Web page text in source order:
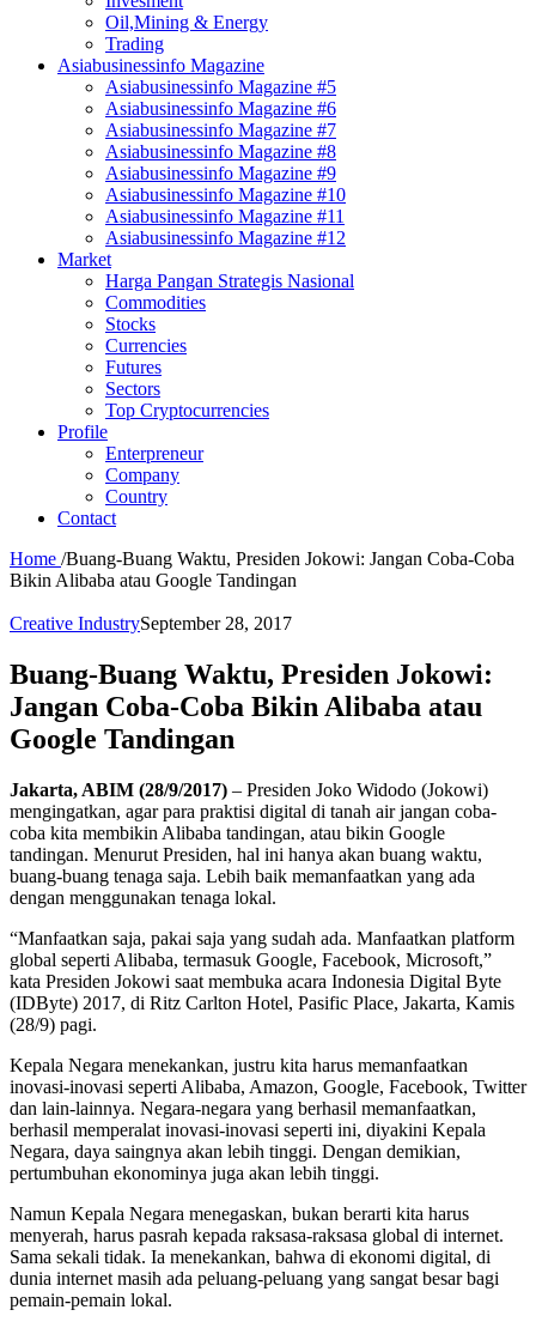
Oil,Mining & Energy
Trading
Asiabusinessinfo Magazine
Asiabusinessinfo Magazine #5
Asiabusinessinfo Magazine #6
Asiabusinessinfo Magazine #7
Asiabusinessinfo Magazine #8
Asiabusinessinfo Magazine #9
Asiabusinessinfo Magazine #10
Asiabusinessinfo Magazine #11
Asiabusinessinfo Magazine #12
Market
Harga Pangan Strategis Nasional
Commodities
Stocks
Currencies
Futures
Sectors
Top Cryptocurrencies
Profile
Enterpreneur
Company
Country
Contact
Home /Buang-Buang Waktu, Presiden Jokowi: Jangan Coba-Coba
Bikin Alibaba atau Google Tandingan
Creative IndustrySeptember 28, 2017
Buang-Buang Waktu, Presiden Jokowi:
Jangan Coba-Coba Bikin Alibaba atau
Google Tandingan
Jakarta, ABIM (28/9/2017) – Presiden Joko Widodo (Jokowi)
mengingatkan, agar para praktisi digital di tanah air jangan coba-
coba kita membikin Alibaba tandingan, atau bikin Google
tandingan. Menurut Presiden, hal ini hanya akan buang waktu,
buang-buang tenaga saja. Lebih baik memanfaatkan yang ada
dengan menggunakan tenaga lokal.
“Manfaatkan saja, pakai saja yang sudah ada. Manfaatkan platform
global seperti Alibaba, termasuk Google, Facebook, Microsoft,”
kata Presiden Jokowi saat membuka acara Indonesia Digital Byte
(IDByte) 2017, di Ritz Carlton Hotel, Pasific Place, Jakarta, Kamis
(28/9) pagi.
Kepala Negara menekankan, justru kita harus memanfaatkan
inovasi-inovasi seperti Alibaba, Amazon, Google, Facebook, Twitter
dan lain-lainnya. Negara-negara yang berhasil memanfaatkan,
berhasil memperalat inovasi-inovasi seperti ini, diyakini Kepala
Negara, daya saingnya akan lebih tinggi. Dengan demikian,
pertumbuhan ekonominya juga akan lebih tinggi.
Namun Kepala Negara menegaskan, bukan berarti kita harus
menyerah, harus pasrah kepada raksasa-raksasa global di internet.
Sama sekali tidak. Ia menekankan, bahwa di ekonomi digital, di
dunia internet masih ada peluang-peluang yang sangat besar bagi
pemain-pemain lokal.